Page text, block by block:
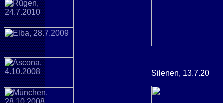
Silenen, 13.7.20